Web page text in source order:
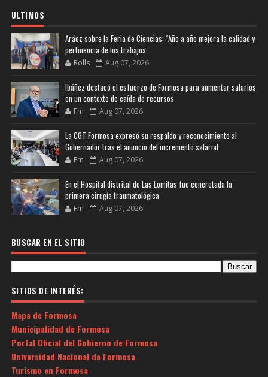
ULTIMOS
Aráoz sobre la Feria de Ciencias: “Año a año mejora la calidad y
pertinencia de los trabajos”
Rolls Aug 07, 2026
Ibáñez destacó el esfuerzo de Formosa para aumentar salarios
en un contexto de caída de recursos
Fm Aug 07, 2026
La CGT Formosa expresó su respaldo y reconocimiento al
Gobernador tras el anuncio del incremento salarial
Fm Aug 07, 2026
En el Hospital distrital de Las Lomitas fue concretada la
primera cirugía traumatológica
Fm Aug 07, 2026
BUSCAR EN EL SITIO
SITIOS DE INTERÉS:
Mapa de Formosa
Municipalidad de Formosa
Portal Oficial del Gobierno de Formosa
Universidad Nacional de Formosa
Turismo en Formosa